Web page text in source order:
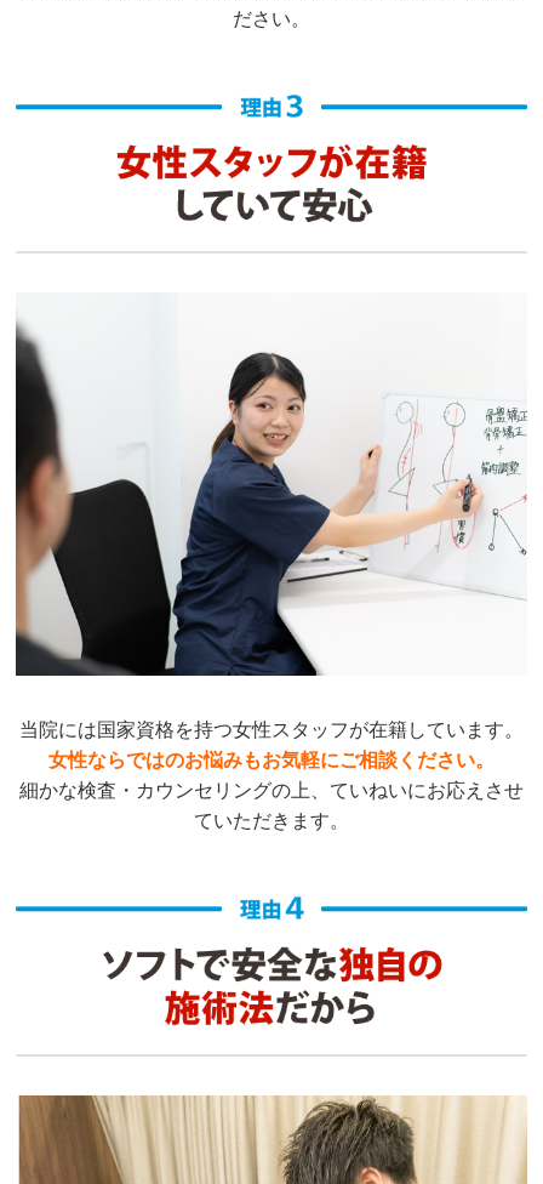
ださい。
当院には国家資格を持つ女性スタッフが在籍しています。
女性ならではのお悩みもお気軽にご相談ください。
細かな検査・カウンセリングの上、ていねいにお応えさせ
ていただきます。